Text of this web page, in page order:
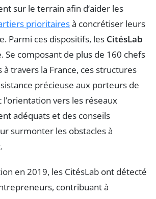
sur le terrain afin d’aider les
prioritairesà concrétiser leurs
Parmi ces dispositifs, les CitésLab
Se composant de plus de 160 chefs
travers la France, ces structures
précieuse aux porteurs de
vers les réseaux
adéquats et des conseils
surmonter les obstacles à
en 2019, les CitésLab ont détecté
contribuant à